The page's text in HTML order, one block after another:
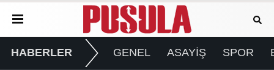
HABERLER GENEL ASAYİŞ SPOR